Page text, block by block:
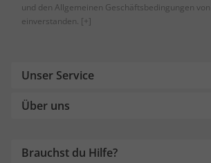
und den Allgemeinen Geschäftsbedingungen
einverstanden. [+]
Unser Service
Über uns
Brauchst du Hilfe?